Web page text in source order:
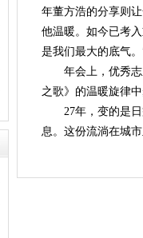
年董方浩的分享则
他温暖。如今已考
是我们最大的底气。
年会上，优秀志
之歌》的温暖旋律
27年，变的是
息。这份流淌在城